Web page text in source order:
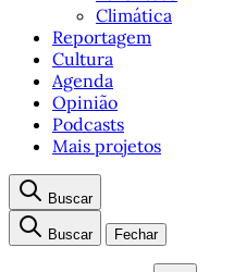
Climática
Reportagem
Cultura
Agenda
Opinião
Podcasts
Mais projetos
Buscar
Buscar Fechar